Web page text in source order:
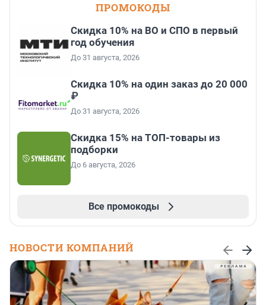
ПРОМОКОДЫ
Скидка 10% на ВО и СПО в первый
год обучения
До 31 августа, 2026
Скидка 10% на один заказ до 20 000
₽
До 31 августа, 2026
Скидка 15% на ТОП-товары из
подборки
До 6 августа, 2026
Все промокоды
НОВОСТИ КОМПАНИЙ